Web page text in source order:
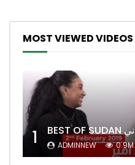
MOST VIEWED VIDEOS
1 ADMINNEW 0.9M